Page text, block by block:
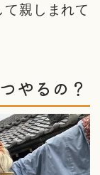
親しまれて
やるの？